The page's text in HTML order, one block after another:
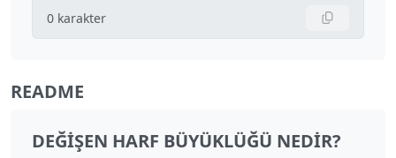
0 karakter
README
DEĞIŞEN HARF BÜYÜKLÜĞÜ NEDIR?